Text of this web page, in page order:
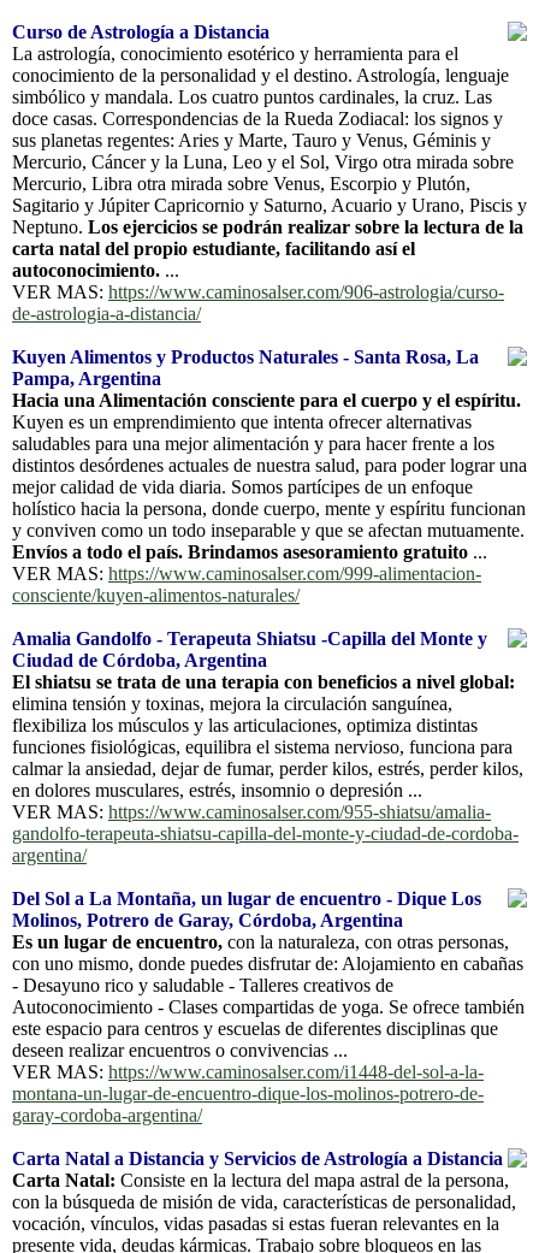
Curso de Astrología a Distancia
La astrología, conocimiento esotérico y herramienta para el
conocimiento de la personalidad y el destino. Astrología, lenguaje
simbólico y mandala. Los cuatro puntos cardinales, la cruz. Las
doce casas. Correspondencias de la Rueda Zodiacal: los signos y
sus planetas regentes: Aries y Marte, Tauro y Venus, Géminis y
Mercurio, Cáncer y la Luna, Leo y el Sol, Virgo otra mirada sobre
Mercurio, Libra otra mirada sobre Venus, Escorpio y Plutón,
Sagitario y Júpiter Capricornio y Saturno, Acuario y Urano, Piscis y
Neptuno. Los ejercicios se podrán realizar sobre la lectura de la
carta natal del propio estudiante, facilitando así el
autoconocimiento. ...
VER MAS: https://www.caminosalser.com/906-astrologia/curso-
de-astrologia-a-distancia/
Kuyen Alimentos y Productos Naturales - Santa Rosa, La
Pampa, Argentina
Hacia una Alimentación consciente para el cuerpo y el espíritu.
Kuyen es un emprendimiento que intenta ofrecer alternativas
saludables para una mejor alimentación y para hacer frente a los
distintos desórdenes actuales de nuestra salud, para poder lograr una
mejor calidad de vida diaria. Somos partícipes de un enfoque
holístico hacia la persona, donde cuerpo, mente y espíritu funcionan
y conviven como un todo inseparable y que se afectan mutuamente.
Envíos a todo el país. Brindamos asesoramiento gratuito ...
VER MAS: https://www.caminosalser.com/999-alimentacion-
consciente/kuyen-alimentos-naturales/
Amalia Gandolfo - Terapeuta Shiatsu -Capilla del Monte y
Ciudad de Córdoba, Argentina
El shiatsu se trata de una terapia con beneficios a nivel global:
elimina tensión y toxinas, mejora la circulación sanguínea,
flexibiliza los músculos y las articulaciones, optimiza distintas
funciones fisiológicas, equilibra el sistema nervioso, funciona para
calmar la ansiedad, dejar de fumar, perder kilos, estrés, perder kilos,
en dolores musculares, estrés, insomnio o depresión ...
VER MAS: https://www.caminosalser.com/955-shiatsu/amalia-
gandolfo-terapeuta-shiatsu-capilla-del-monte-y-ciudad-de-cordoba-
argentina/
Del Sol a La Montaña, un lugar de encuentro - Dique Los
Molinos, Potrero de Garay, Córdoba, Argentina
Es un lugar de encuentro, con la naturaleza, con otras personas,
con uno mismo, donde puedes disfrutar de: Alojamiento en cabañas
- Desayuno rico y saludable - Talleres creativos de
Autoconocimiento - Clases compartidas de yoga. Se ofrece también
este espacio para centros y escuelas de diferentes disciplinas que
deseen realizar encuentros o convivencias ...
VER MAS: https://www.caminosalser.com/i1448-del-sol-a-la-
montana-un-lugar-de-encuentro-dique-los-molinos-potrero-de-
garay-cordoba-argentina/
Carta Natal a Distancia y Servicios de Astrología a Distancia
Carta Natal: Consiste en la lectura del mapa astral de la persona,
con la búsqueda de misión de vida, características de personalidad,
vocación, vínculos, vidas pasadas si estas fueran relevantes en la
presente vida, deudas kármicas. Trabajo sobre bloqueos en las